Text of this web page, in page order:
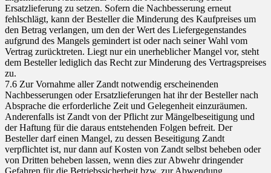
Ersatzlieferung zu setzen. Sofern die Nachbesserung erneut
fehlschlägt, kann der Besteller die Minderung des Kaufpreises um
den Betrag verlangen, um den der Wert des Liefergegenstandes
aufgrund des Mangels gemindert ist oder nach seiner Wahl vom
Vertrag zurücktreten. Liegt nur ein unerheblicher Mangel vor, steht
dem Besteller lediglich das Recht zur Minderung des Vertragspreises
zu.
7.6 Zur Vornahme aller Zandt notwendig erscheinenden
Nachbesserungen oder Ersatzlieferungen hat ihr der Besteller nach
Absprache die erforderliche Zeit und Gelegenheit einzuräumen.
Anderenfalls ist Zandt von der Pflicht zur Mängelbeseitigung und
der Haftung für die daraus entstehenden Folgen befreit. Der
Besteller darf einen Mangel, zu dessen Beseitigung Zandt
verpflichtet ist, nur dann auf Kosten von Zandt selbst beheben oder
von Dritten beheben lassen, wenn dies zur Abwehr dringender
Gefahren für die Betriebssicherheit bzw. zur Abwendung